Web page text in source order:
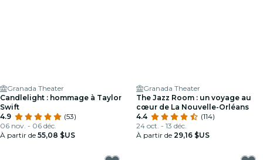
Granada Theater
Candlelight : hommage à Taylor
Swift
4.9
(53)
06 nov. - 06 déc.
À partir de 55,08 $US
Granada Theater
The Jazz Room : un voyage au
cœur de La Nouvelle-Orléans
4.4
(114)
24 oct. - 13 déc.
À partir de 29,16 $US